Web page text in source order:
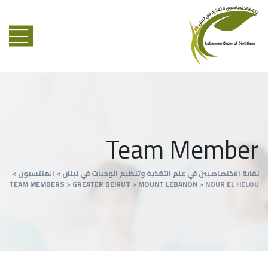
Team Member
نقابة الاختصاصيين في علم التغذية وتنظيم الوجبات في لبنان > المنتسبون >
TEAM MEMBERS > GREATER BEIRUT > MOUNT LEBANON> NOUR EL HELOU